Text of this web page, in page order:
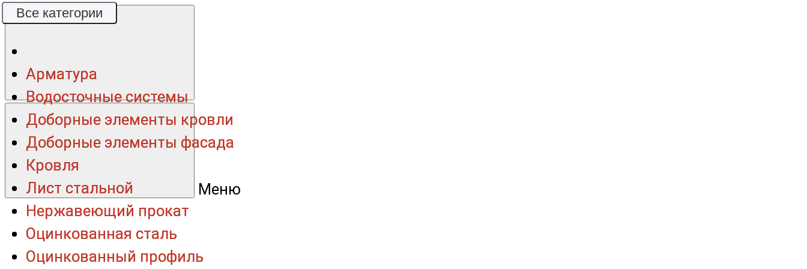
Меню
Все категории
Арматура
Водосточные системы
Доборные элементы кровли
Доборные элементы фасада
Кровля
Лист стальной
Нержавеющий прокат
Оцинкованная сталь
Оцинкованный профиль
Все категории
Арматура
Водосточные системы
Доборные элементы кровли
Доборные элементы фасада
Кровля
Лист стальной
Нержавеющий прокат
Оцинкованная сталь
Оцинкованный профиль